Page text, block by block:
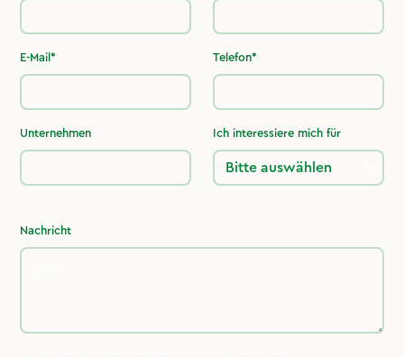
E-Mail* Telefon*
Unternehmen Ich interessiere mich für
Nachricht